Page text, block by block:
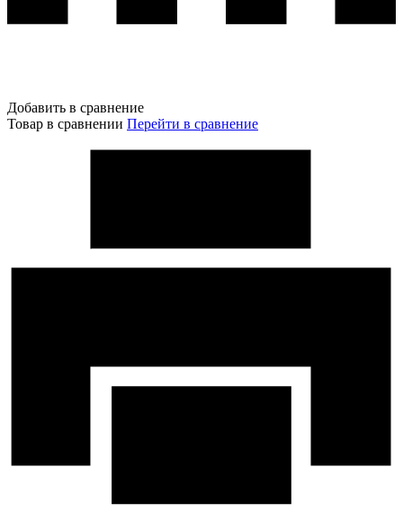
Добавить в сравнение
Товар в сравнении Перейти в сравнение